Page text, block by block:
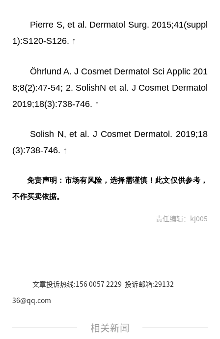
Pierre S, et al. Dermatol Surg. 2015;41(suppl
1):S120-S126. ↑
Öhrlund A. J Cosmet Dermatol Sci Applic 201
8;8(2):47-54; 2. SolishN et al. J Cosmet Dermatol
2019;18(3):738-746. ↑
Solish N, et al. J Cosmet Dermatol. 2019;18
(3):738-746. ↑
免责声明：市场有风险，选择需谨慎！此文仅供参考，
不作买卖依据。
责任编辑：kj005
文章投诉热线:156 0057 2229 投诉邮箱:29132
36@qq.com
相关新闻